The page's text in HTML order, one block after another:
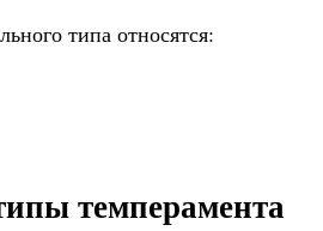
типа относятся:
темперамента